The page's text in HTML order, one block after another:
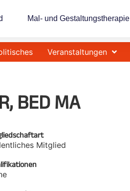
Mal- und Gestaltungstherapie
Veranstaltungen
BED MA
Mitglied